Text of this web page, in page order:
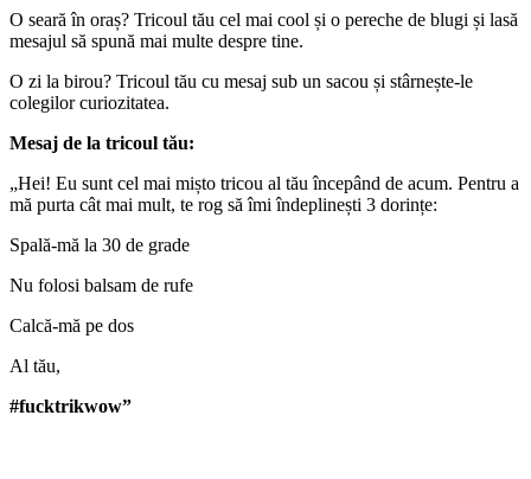
O seară în oraș? Tricoul tău cel mai cool și o pereche de blugi și lasă
mesajul să spună mai multe despre tine.
O zi la birou? Tricoul tău cu mesaj sub un sacou și stârnește-le
colegilor curiozitatea.
Mesaj de la tricoul tău:
„Hei! Eu sunt cel mai mișto tricou al tău începând de acum. Pentru a
mă purta cât mai mult, te rog să îmi îndeplinești 3 dorințe:
Spală-mă la 30 de grade
Nu folosi balsam de rufe
Calcă-mă pe dos
Al tău,
#fucktrikwow”